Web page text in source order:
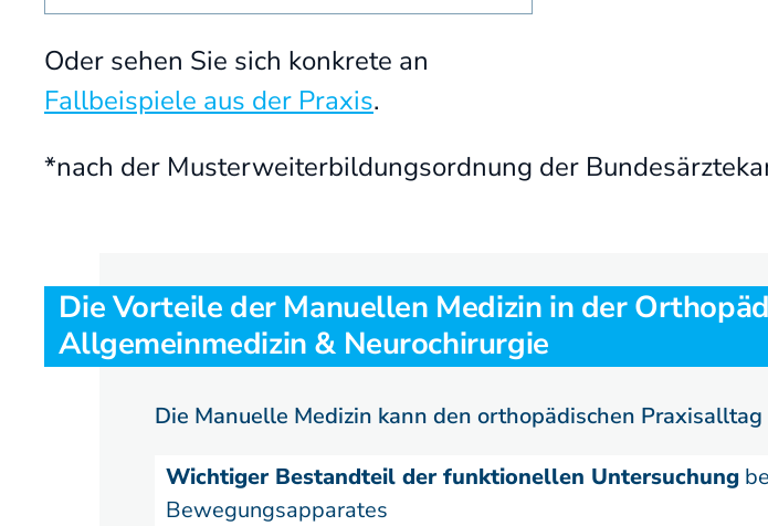
Oder sehen Sie sich konkrete an
Fallbeispiele aus der Praxis.
*nach der Musterweiterbildungsordnung der
Die Vorteile der Manuellen Medizin in der
Allgemeinmedizin & Neurochirurgie
Die Manuelle Medizin kann den orthopädischen
Wichtiger Bestandteil der funktionellen Untersuchung
Bewegungsapparates